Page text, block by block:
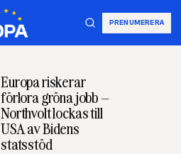
PRENUMERERA
Europa riskerar
förlora gröna jobb –
Northvolt lockas till
USA av Bidens
statsstöd